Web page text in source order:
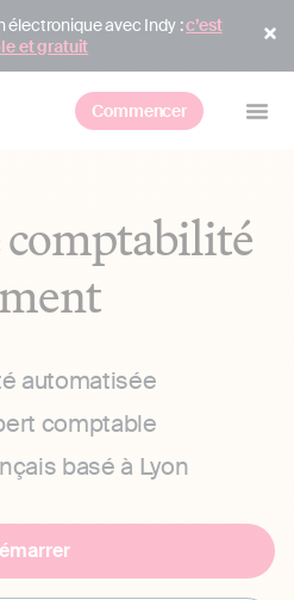
électronique avec Indy :c’est
et gratuit
Commencer
comptabilité
automatisée
comptable
basé à Lyon